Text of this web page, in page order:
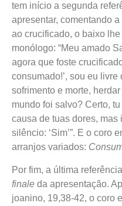
tem início a segunda
apresentar, comentando
ao crucificado, o baixo
monólogo: “Meu amado
agora que foste
consumado!’, sou eu
sofrimento e morte,
mundo foi salvo? Certo,
causa de tuas dores,
silêncio: ‘Sim’”. E o coro
arranjos variados:
Por fim, a última
finale da apresentação.
joanino, 19,38-42, o coro